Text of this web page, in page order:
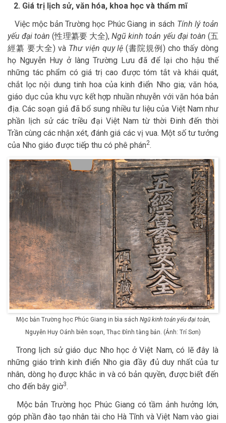
2. Giá trị lịch sử, văn hóa, khoa học và thẩm mĩ
Việc mộc bản Trường học Phúc Giang in sách Tính lý toản
yếu đại toàn (性理纂要 大全),Ngũ kinh toản yếu đại toàn (五
經纂 要大全) và Thư viện quy lệ (書院規例) cho thấy dòng
họ Nguyễn Huy ở làng Trường Lưu đã để lại cho hậu thế
những tác phẩm có giá trị cao được tóm tắt và khái quát,
chắt lọc nội dung tinh hoa của kinh điển Nho gia; văn hóa,
giáo dục của khu vực kết hợp nhuần nhuyễn với văn hóa bản
địa. Các soạn giả đã bổ sung nhiều tư liệu của Việt Nam như
phần lịch sử các triều đại Việt Nam từ thời Đinh đến thời
Trần cùng các nhận xét, đánh giá các vị vua. Một số tư tưởng
của Nho giáo được tiếp thu có phê phán2.
Mộc bản Trường học Phúc Giang in bìa sách Ngũ kinh toản yếu đại toàn,
Nguyễn Huy Oánh biên soạn, Thạc Đình tàng bản. (Ảnh: Trí Sơn)
Trong lịch sử giáo dục Nho học ở Việt Nam, có lẽ đây là
những giáo trình kinh điển Nho gia đầy đủ duy nhất của tư
nhân, dòng họ được khắc in và có bản quyền, được biết đến
cho đến bây giờ3.
Mộc bản Trường học Phúc Giang có tầm ảnh hưởng lớn,
góp phần đào tạo nhân tài cho Hà Tĩnh và Việt Nam vào giai